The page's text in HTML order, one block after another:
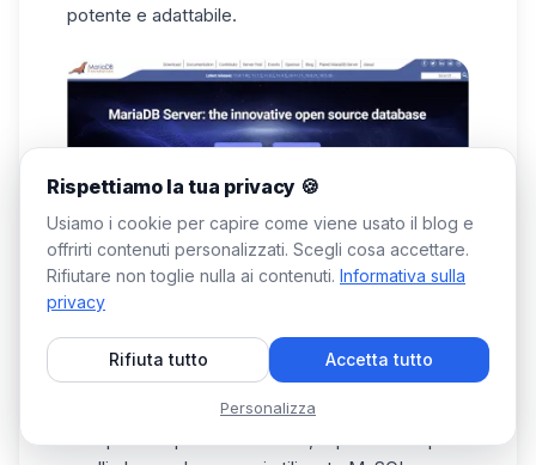
potente e adattabile.
Vantaggi:👍
Prestazioni e scalabilità elevate, ideali per
database di grandi dimensioni e query
complesse.
Compatibilità con MySQL, per facilitare la
migrazione e aggiungere miglioramenti.
Complessità per i nuovi utenti, in particolare per
Rispettiamo la tua privacy 🍪
Usiamo i cookie per capire come viene usato il blog e
offrirti contenuti personalizzati. Scegli cosa accettare.
Rifiutare non toglie nulla ai contenuti. Informativa sulla
privacy
Rifiuta tutto Accetta tutto
Personalizza